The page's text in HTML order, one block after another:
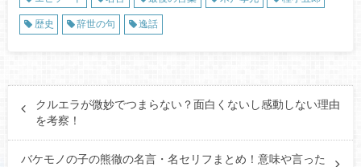
歴史 辞世の句 逸話
クルエラが微妙でつまらない？面白くないし感動しない理由
を考察！
バケモノの子の熊徹の名言・名セリフまとめ！意味や言った